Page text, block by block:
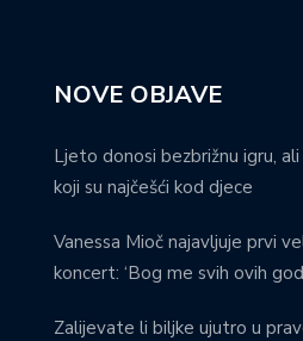
NOVE OBJAVE
Ljeto donosi bezbrižnu igru,
koji su najčešći kod djece
Vanessa Mioč najavljuje prvi
koncert: ‘Bog me svih ovih
Zalijevate li biljke ujutro u